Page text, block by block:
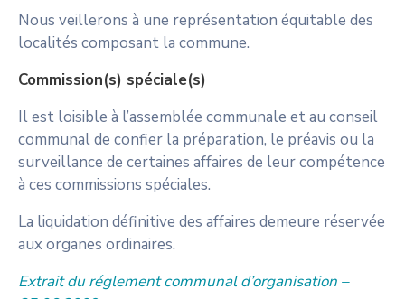
Nous veillerons à une représentation équitable des
localités composant la commune.
Commission(s) spéciale(s)
Il est loisible à l’assemblée communale et au conseil
communal de confier la préparation, le préavis ou la
surveillance de certaines affaires de leur compétence
à ces commissions spéciales.
La liquidation définitive des affaires demeure réservée
aux organes ordinaires.
Extrait du réglement communal d’organisation –